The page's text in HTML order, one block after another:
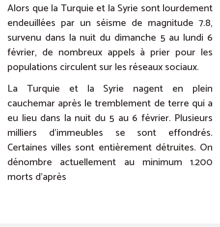
Alors que la Turquie et la Syrie sont lourdement
endeuillées par un séisme de magnitude 7.8,
survenu dans la nuit du dimanche 5 au lundi 6
février, de nombreux appels à prier pour les
populations circulent sur les réseaux sociaux.
La Turquie et la Syrie nagent en plein
cauchemar après le tremblement de terre qui a
eu lieu dans la nuit du 5 au 6 février. Plusieurs
milliers d’immeubles se sont effondrés.
Certaines villes sont entièrement détruites. On
dénombre actuellement au minimum 1.200
morts d’après